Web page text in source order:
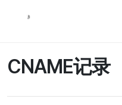
CNAME记录